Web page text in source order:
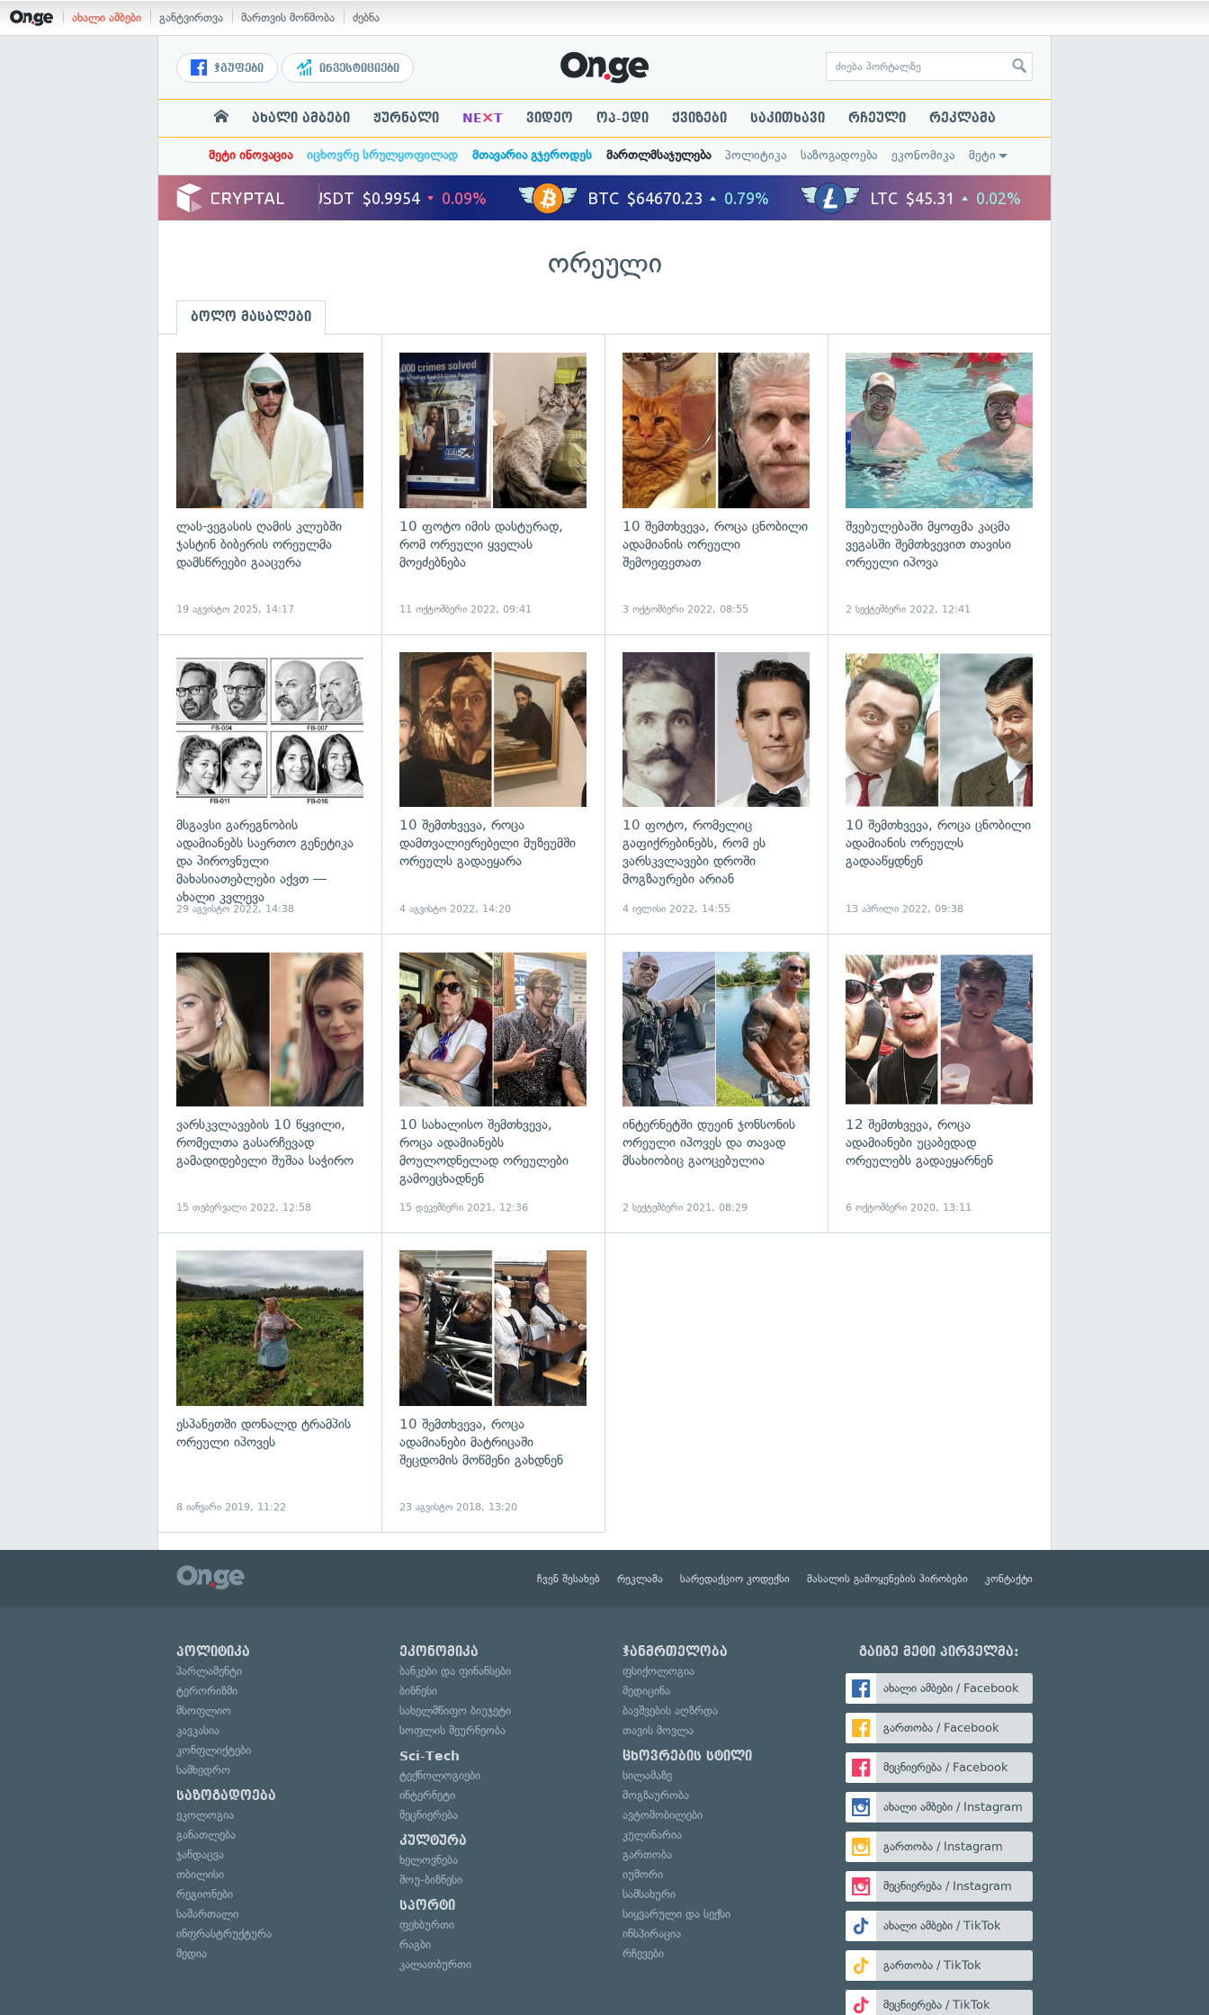
ახალი ამბები განტვირთვა მართვის მოწმობა ძებნა
ჯგუფები ინვესტიციები
ახალი ამბები ჟურნალი NE×T ვიდეო ოპ-ედი ქვიზები საკითხავი რჩეული რეკლამა
მეტი ინოვაცია იცხოვრე სრულყოფილად მთავარია გჯეროდეს მართლმსაჯულება პოლიტიკა საზოგადოება ეკონომიკა მეტი
ორეული
ბოლო მასალები
გადახედვა
ლას-ვეგასის ღამის კლუბში
ჯასტინ ბიბერის ორეულმა
დამსწრეები გააცურა
19 აგვისტო 2025, 14:17
10 ფოტო იმის დასტურად,
რომ ორეული ყველას
მოეძებნება
11 ოქტომბერი 2022, 09:41
10 შემთხვევა, როცა ცნობილი
ადამიანის ორეული
შემოეფეთათ
3 ოქტომბერი 2022, 08:55
შვებულებაში მყოფმა კაცმა
ვეგასში შემთხვევით თავისი
ორეული იპოვა
2 სექტემბერი 2022, 12:41
გადახედვა
მსგავსი გარეგნობის
ადამიანებს საერთო გენეტიკა
და პიროვნული
მახასიათებლები აქვთ —
ახალი კვლევა
29 აგვისტო 2022, 14:38
10 შემთხვევა, როცა
დამთვალიერებელი მუზეუმში
ორეულს გადაეყარა
4 აგვისტო 2022, 14:20
10 ფოტო, რომელიც
გაფიქრებინებს, რომ ეს
ვარსკვლავები დროში
მოგზაურები არიან
4 ივლისი 2022, 14:55
10 შემთხვევა, როცა ცნობილი
ადამიანის ორეულს
გადააწყდნენ
13 აპრილი 2022, 09:38
ვარსკვლავების 10 წყვილი,
რომელთა გასარჩევად
გამადიდებელი შუშაა საჭირო
15 თებერვალი 2022, 12:58
10 სახალისო შემთხვევა,
როცა ადამიანებს
მოულოდნელად ორეულები
გამოეცხადნენ
15 დეკემბერი 2021, 12:36
გადახედვა
ინტერნეტში დუეინ ჯონსონის
ორეული იპოვეს და თავად
მსახიობიც გაოცებულია
2 სექტემბერი 2021, 08:29
12 შემთხვევა, როცა
ადამიანები უცაბედად
ორეულებს გადაეყარნენ
6 ოქტომბერი 2020, 13:11
ესპანეთში დონალდ ტრამპის
ორეული იპოვეს
8 იანვარი 2019, 11:22
10 შემთხვევა, როცა
ადამიანები მატრიცაში
შეცდომის მოწმენი გახდნენ
23 აგვისტო 2018, 13:20
ჩვენ შესახებ რეკლამა სარედაქციო კოდექსი მასალის გამოყენების პირობები კონტაქტი
პოლიტიკა
პარლამენტი
ტერორიზმი
მსოფლიო
კავკასია
კონფლიქტები
სამხედრო
საზოგადოება
ეკოლოგია
განათლება
ჯანდაცვა
თბილისი
რეგიონები
სამართალი
ინფრასტრუქტურა
მედია
ეკონომიკა
ბანკები და ფინანსები
ბიზნესი
სახელმწიფო ბიუჯეტი
სოფლის მეურნეობა
Sci-Tech
ტექნოლოგიები
ინტერნეტი
მეცნიერება
კულტურა
ხელოვნება
შოუ-ბიზნესი
სპორტი
ფეხბურთი
რაგბი
კალათბურთი
ჯანმრთელობა
ფსიქოლოგია
მედიცინა
ბავშვების აღზრდა
თავის მოვლა
ცხოვრების სტილი
სილამაზე
მოგზაურობა
ავტომობილები
კულინარია
გართობა
იუმორი
სამსახური
სიყვარული და სექსი
ინსპირაცია
რჩევები
გაიგე მეტი პირველმა:
ახალი ამბები / Facebook
გართობა / Facebook
მეცნიერება / Facebook
ახალი ამბები / Instagram
გართობა / Instagram
მეცნიერება / Instagram
ახალი ამბები / TikTok
გართობა / TikTok
მეცნიერება / TikTok